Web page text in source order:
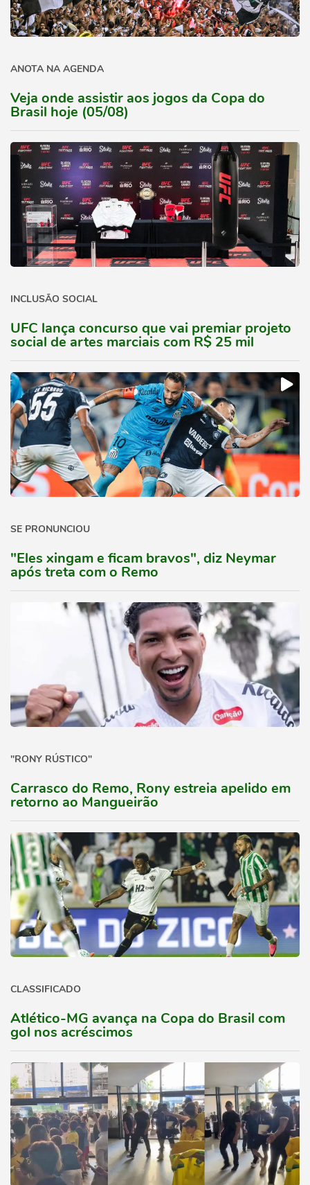
ANOTA NA AGENDA
Veja onde assistir aos jogos da Copa do
Brasil hoje (05/08)
INCLUSÃO SOCIAL
UFC lança concurso que vai premiar projeto
social de artes marciais com R$ 25 mil
SE PRONUNCIOU
"Eles xingam e ficam bravos", diz Neymar
após treta com o Remo
"RONY RÚSTICO"
Carrasco do Remo, Rony estreia apelido em
retorno ao Mangueirão
CLASSIFICADO
Atlético-MG avança na Copa do Brasil com
gol nos acréscimos